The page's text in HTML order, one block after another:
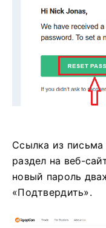
Ссылка из письма
раздел на веб-
новый пароль
«Подтвердить».